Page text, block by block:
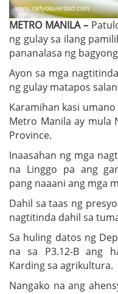
METRO MANILA –
ng gulay sa ilang
pananalasa ng
Ayon sa mga
ng gulay matapos
Karamihan kasi
Metro Manila ay mula
Province.
Inaasahan ng mga
na Linggo pa ang
pang naaani ang mga
Dahil sa taas ng
nagtitinda dahil sa
Sa huling datos ng
na sa P3.12-B ang
Karding sa agrikultura.
Nangako na ang